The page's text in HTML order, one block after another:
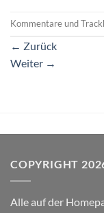
Kommentare und
← Zurück
Weiter →
COPYRIGHT
Alle auf der